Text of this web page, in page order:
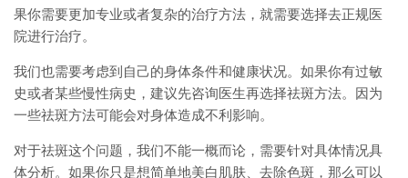
果你需要更加专业或者复杂的治疗方法，就需要选择去正规医
院进行治疗。
我们也需要考虑到自己的身体条件和健康状况。如果你有过敏
史或者某些慢性病史，建议先咨询医生再选择祛斑方法。因为
一些祛斑方法可能会对身体造成不利影响。
对于祛斑这个问题，我们不能一概而论，需要针对具体情况具
体分析。如果你只是想简单地美白肌肤、去除色斑，那么可以